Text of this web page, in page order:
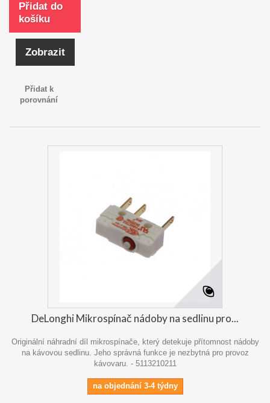
Přidat do
košíku
Zobrazit
Přidat k
porovnání
DeLonghi Mikrospínač nádoby na sedlinu pro...
Originální náhradní díl mikrospínače, který detekuje přítomnost nádoby
na kávovou sedlinu. Jeho správná funkce je nezbytná pro provoz
kávovaru. - 5113210211
na objednání 3-4 týdny